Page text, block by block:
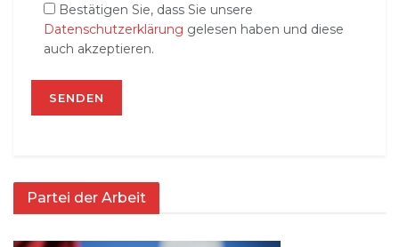
Bestätigen Sie, dass Sie unsere
Datenschutzerklärung gelesen haben und diese
auch akzeptieren.
Partei der Arbeit